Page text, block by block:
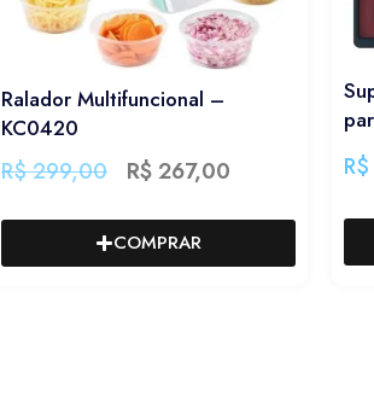
Ralador Multifuncional –
KC0420
R$299,00 R$267,00
COMPRAR
R$